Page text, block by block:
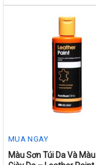
The
MUA NGAY
This
Màu Sơn Túi Da Và